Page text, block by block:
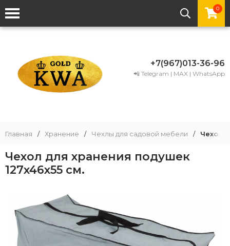
0
+7(967)013-36-96
📲 Telegram | MAX | WhatsApp
Главная / Хранение / Чехлы для садовой мебели / Чехол
Чехол для хранения подушек
127x46x55 см.